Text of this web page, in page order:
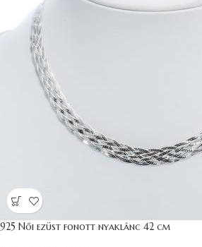
925 Női ezüst fonott nyaklánc 42 cm